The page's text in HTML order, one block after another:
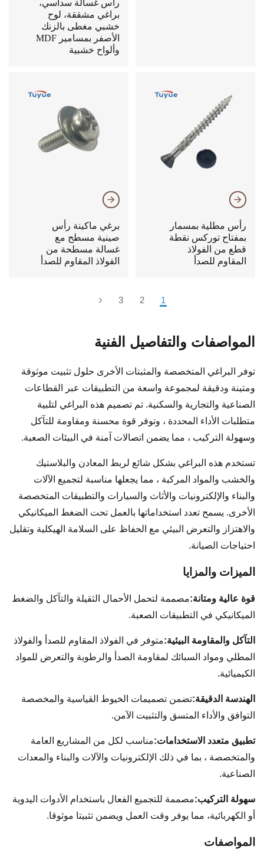
رأس غسالة سداسي،
براغي مشققة، لوح
خشبي مغطى بالزنك
الأصفر بمسامير MDF
وألواح خشبية
𐃔
رأس مطلية بمسمار
بمفتاح توركس نقطة
قطع من الفولاذ
المقاوم للصدأ
𐃔
برغي ماكينة رأس
صينية مسطح مع
غسالة مسطحة من
الفولاذ المقاوم للصدأ
1
2
3
المواصفات والتفاصيل الفنية
توفر البراغي المتخصصة والمثبتات الأخرى حلول تثبيت موثوقة
ومتينة ودقيقة لمجموعة واسعة من التطبيقات عبر القطاعات
الصناعية والتجارية والسكنية. تم تصميم هذه البراغي لتلبية
متطلبات الأداء المحددة ، وتوفر قوة محسنة ومقاومة للتآكل
وسهولة التركيب ، مما يضمن اتصالات آمنة في البيئات الصعبة.
تستخدم هذه البراغي بشكل شائع لربط المعادن والبلاستيك
والخشب والمواد المركبة ، مما يجعلها مناسبة لتجميع الآلات
والبناء والإلكترونيات والأثاث والسيارات والتطبيقات المتخصصة
الأخرى. يسمح تعدد استخداماتها بالعمل تحت الضغط الميكانيكي
والاهتزاز والتعرض البيئي مع الحفاظ على السلامة الهيكلية وتقليل
احتياجات الصيانة.
الميزات والمزايا
قوة عالية ومتانة:مصممة لتحمل الأحمال الثقيلة والتآكل والضغط
الميكانيكي في التطبيقات الصعبة.
التآكل والمقاومة البيئية:متوفر في الفولاذ المقاوم للصدأ والفولاذ
المطلي ومواد السبائك لمقاومة الصدأ والرطوبة والتعرض للمواد
الكيميائية.
الهندسة الدقيقة:تضمن تصميمات الخيوط القياسية والمخصصة
التوافق والأداء المتسق والتثبيت الآمن.
تطبيق متعدد الاستخدامات:مناسب لكل من المشاريع العامة
والمتخصصة ، بما في ذلك الإلكترونيات والآلات والبناء والمعدات
الصناعية.
سهولة التركيب:مصممة للتجميع الفعال باستخدام الأدوات اليدوية
أو الكهربائية، مما يوفر وقت العمل ويضمن تثبيتا موثوقا.
المواصفات